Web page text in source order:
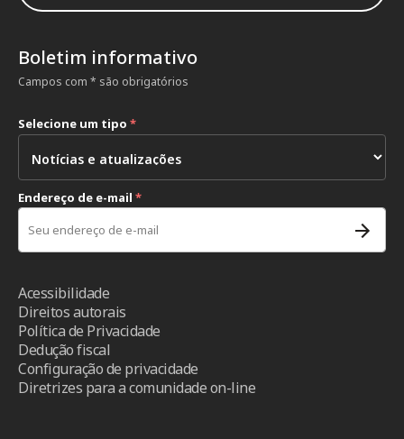
Boletim informativo
Campos com * são obrigatórios
Selecione um tipo *
Endereço de e-mail *
Acessibilidade
Direitos autorais
Política de Privacidade
Dedução fiscal
Configuração de privacidade
Diretrizes para a comunidade on-line